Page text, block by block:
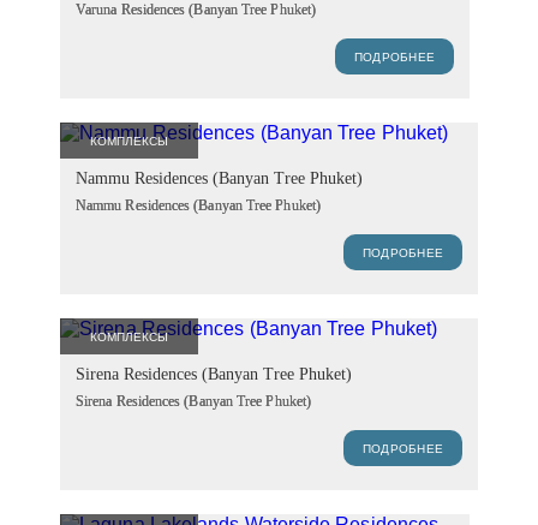
Varuna Residences (Banyan Tree Phuket)
ПОДРОБНЕЕ
КОМПЛЕКСЫ
Nammu Residences (Banyan Tree Phuket)
Nammu Residences (Banyan Tree Phuket)
ПОДРОБНЕЕ
КОМПЛЕКСЫ
Sirena Residences (Banyan Tree Phuket)
Sirena Residences (Banyan Tree Phuket)
ПОДРОБНЕЕ